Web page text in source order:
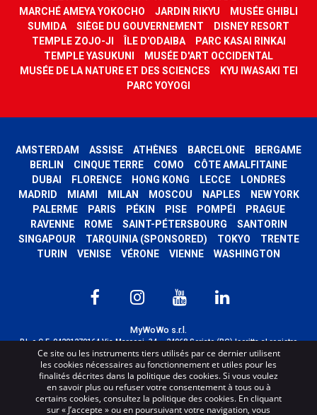
MARCHÉ AMEYA YOKOCHO
JARDIN RIKYU
MUSÉE GHIBLI
SUMIDA
SIÈGE DU GOUVERNEMENT
DISNEY RESORT
TEMPLE ZOJO-JI
ÎLE D'ODAIBA
PARC KASAI RINKAI
TEMPLE YASUKUNI
MUSÉE D'ART OCCIDENTAL
MUSÉE DE LA NATURE ET DES SCIENCES
KYU IWASAKI TEI
PARC YOYOGI
AMSTERDAM ASSISE ATHÈNES BARCELONE
BERGAME
BERLIN
CINQUE TERRE COMO
CÔTE AMALFITAINE
DUBAI
FLORENCE HONG KONG LECCE
LONDRES
MADRID
MIAMI MILAN MOSCOU NAPLES
NEW YORK
PALERME
PARIS PÉKIN PISE POMPÉI
PRAGUE
RAVENNE
ROME SAINT-PÉTERSBOURG
SANTORIN
SINGAPOUR
TARQUINIA (SPONSORED) TOKYO
TRENTE
TURIN
VENISE VÉRONE VIENNE WASHINGTON
MyWoWo s.r.l.
P.I. e C.F. 04201270164 Via Marconi, 34 – 24068 Seriate (BG) Iscritta al registro
delle imprese di Bergamo con n° iscrizione 443941 – Cap.Soc. € 100.000,00 i.v.
TERMS AND CONDITIONS-CREDITS
Ce site ou les instruments tiers utilisés par ce dernier utilisent
les cookies nécessaires au fonctionnement et utiles pour les
finalités décrites dans la politique des cookies. Si vous voulez
en savoir plus ou refuser votre consentement à tous ou à
certains cookies, consultez la politique des cookies. En cliquant
sur « J’accepte » ou en poursuivant votre navigation, vous